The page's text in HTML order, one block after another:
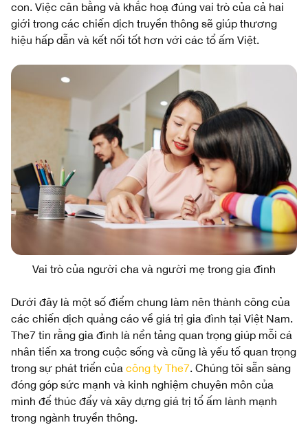
con. Việc cân bằng và khắc hoạ đúng vai trò của cả hai
giới trong các chiến dịch truyền thông sẽ giúp thương
hiệu hấp dẫn và kết nối tốt hơn với các tổ ấm Việt.
Vai trò của người cha và người mẹ trong gia đình
Dưới đây là một số điểm chung làm nên thành công của
các chiến dịch quảng cáo về giá trị gia đình tại Việt Nam.
The7 tin rằng gia đình là nền tảng quan trọng giúp mỗi cá
nhân tiến xa trong cuộc sống và cũng là yếu tố quan trọng
trong sự phát triển của công ty The7. Chúng tôi sẵn sàng
đóng góp sức mạnh và kinh nghiệm chuyên môn của
mình để thúc đẩy và xây dựng giá trị tổ ấm lành mạnh
trong ngành truyền thông.